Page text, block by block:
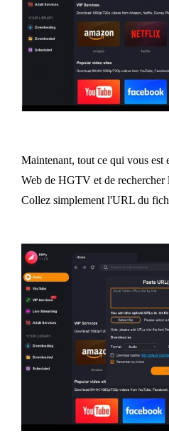
Maintenant, tout ce qui vous est
Web de HGTV et de rechercher
Collez simplement l'URL du